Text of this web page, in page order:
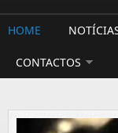
HOME
CONTACTOS